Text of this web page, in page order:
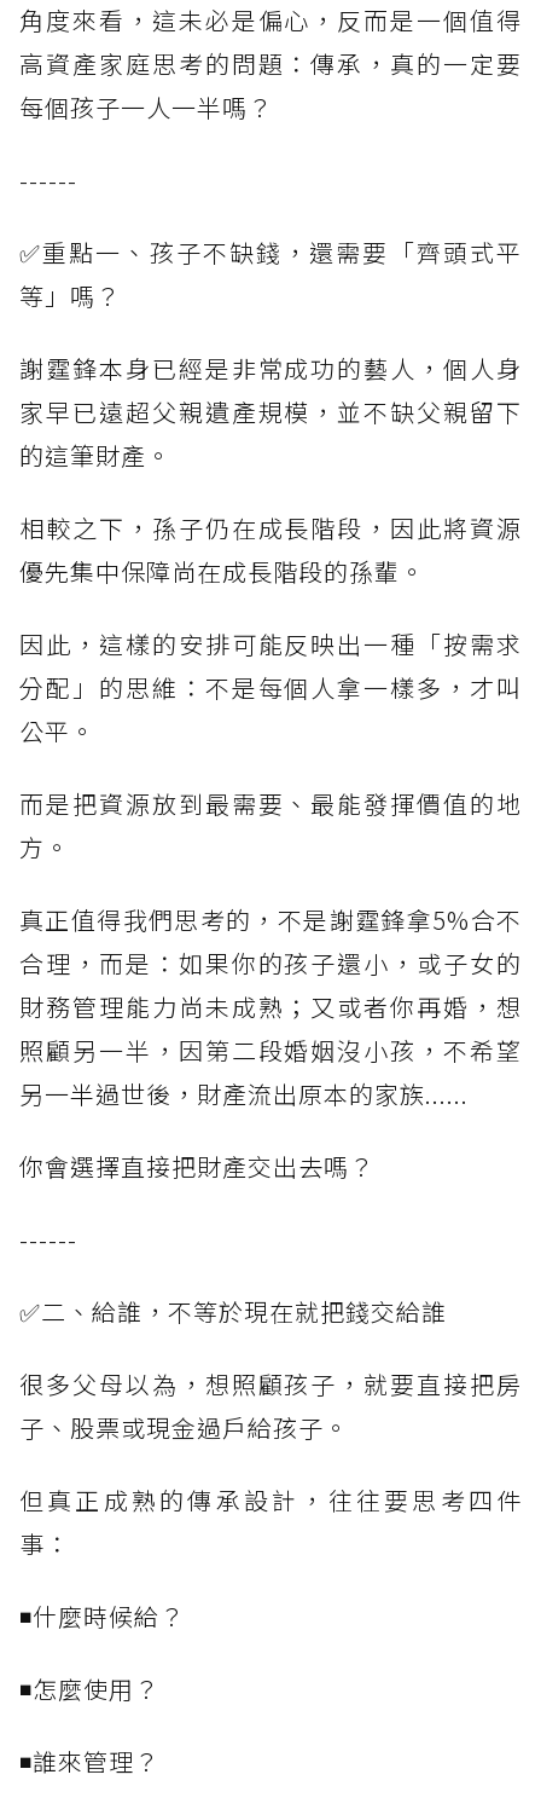
角度來看，這未必是偏心，反而是一個值得
高資產家庭思考的問題：傳承，真的一定要
每個孩子一人一半嗎？
------
✅重點一、孩子不缺錢，還需要「齊頭式平
等」嗎？
謝霆鋒本身已經是非常成功的藝人，個人身
家早已遠超父親遺產規模，並不缺父親留下
的這筆財產。
相較之下，孫子仍在成長階段，因此將資源
優先集中保障尚在成長階段的孫輩。
因此，這樣的安排可能反映出一種「按需求
分配」的思維：不是每個人拿一樣多，才叫
公平。
而是把資源放到最需要、最能發揮價值的地
方。
真正值得我們思考的，不是謝霆鋒拿5%合不
合理，而是：如果你的孩子還小，或子女的
財務管理能力尚未成熟；又或者你再婚，想
照顧另一半，因第二段婚姻沒小孩，不希望
另一半過世後，財產流出原本的家族......
你會選擇直接把財產交出去嗎？
------
✅二、給誰，不等於現在就把錢交給誰
很多父母以為，想照顧孩子，就要直接把房
子、股票或現金過戶給孩子。
但真正成熟的傳承設計，往往要思考四件
事：
◾什麼時候給？
◾怎麼使用？
◾誰來管理？